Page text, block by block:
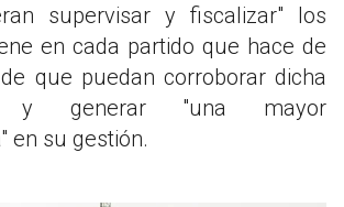
supervisar y fiscalizar" los
en cada partido que hace de
que puedan corroborar dicha
y generar "una mayor
en su gestión.